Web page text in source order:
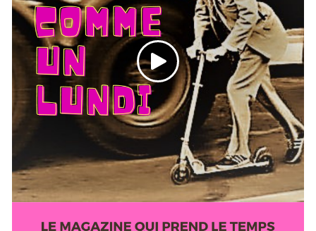
Morceaux joués :
Love Amongst Brethen, Vaughn Benjamin /Respect,
Aretha Franklin /Funk Aspirin, Cimafunk & George
Clinton